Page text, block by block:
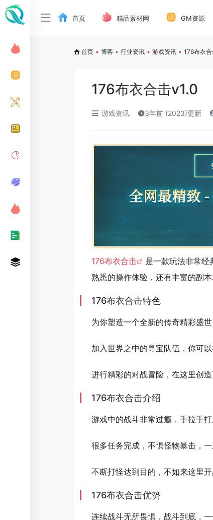
首页 精品素材网 GM资源
首页 • 博客 • 行业资讯 • 游戏资讯 • 176布衣
176布衣合击v1.0
游戏资讯 3年前 (2023)更新
176布衣合击 是一款玩法非常经
熟悉的操作体验，还有丰富的副本
176布衣合击特色
为你塑造一个全新的传奇精彩盛
加入世界之中的寻宝队伍，你可
进行精彩的对战冒险，在这里创
176布衣合击介绍
游戏中的战斗非常过瘾，手拉手
很多任务完成，不惧怪物暴击，
不断打怪达到目的，不如来这里
176布衣合击优势
连续战斗无所畏惧，战斗到底，